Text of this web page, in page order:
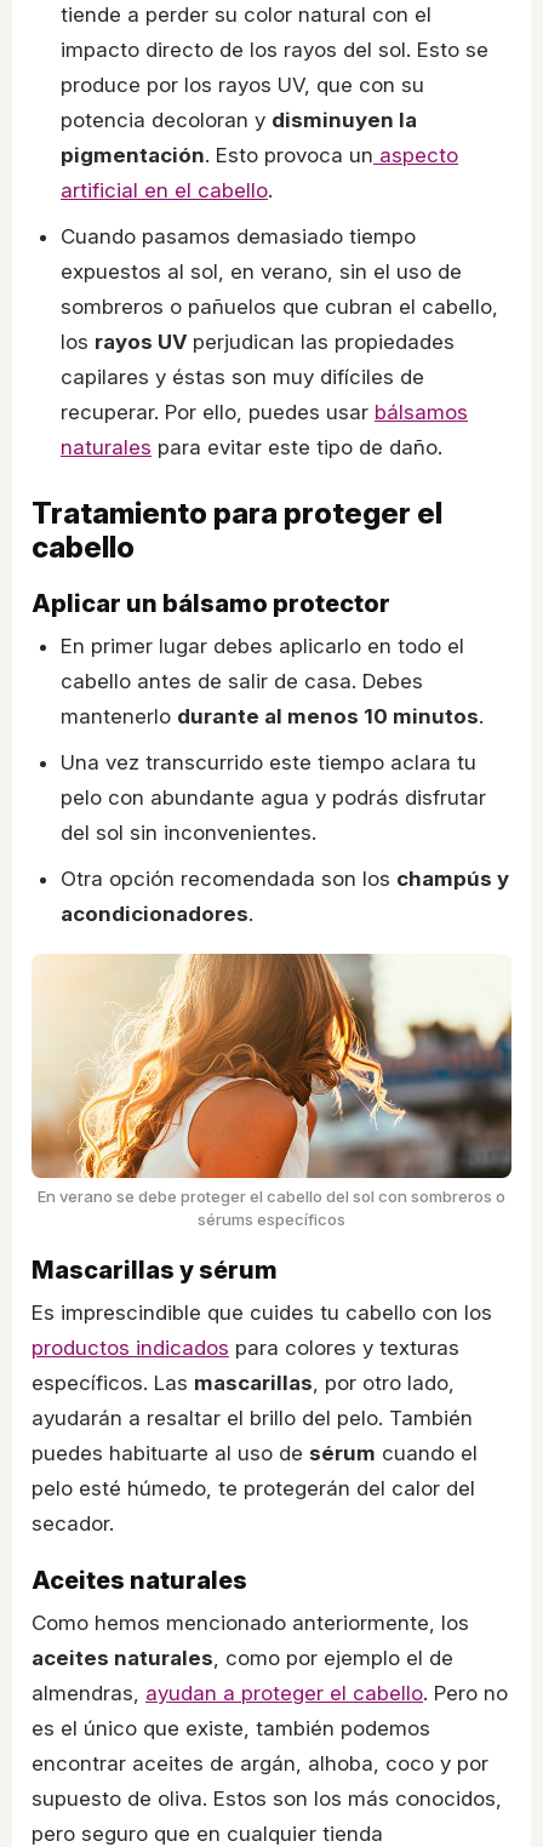
tiende a perder su color natural con el
impacto directo de los rayos del sol. Esto se
produce por los rayos UV, que con su
potencia decoloran y disminuyen la
pigmentación. Esto provoca un aspecto
artificial en el cabello.
Cuando pasamos demasiado tiempo
expuestos al sol, en verano, sin el uso de
sombreros o pañuelos que cubran el cabello,
los rayos UV perjudican las propiedades
capilares y éstas son muy difíciles de
recuperar. Por ello, puedes usar bálsamos
naturales para evitar este tipo de daño.
Tratamiento para proteger el
cabello
Aplicar un bálsamo protector
En primer lugar debes aplicarlo en todo el
cabello antes de salir de casa. Debes
mantenerlo durante al menos 10 minutos.
Una vez transcurrido este tiempo aclara tu
pelo con abundante agua y podrás disfrutar
del sol sin inconvenientes.
Otra opción recomendada son los champús y
acondicionadores.
En verano se debe proteger el cabello del sol con sombreros o
sérums específicos
Mascarillas y sérum
Es imprescindible que cuides tu cabello con los
productos indicados para colores y texturas
específicos. Las mascarillas , por otro lado,
ayudarán a resaltar el brillo del pelo. También
puedes habituarte al uso de sérum cuando el
pelo esté húmedo, te protegerán del calor del
secador.
Aceites naturales
Como hemos mencionado anteriormente, los
aceites naturales , como por ejemplo el de
almendras, ayudan a proteger el cabello. Pero no
es el único que existe, también podemos
encontrar aceites de argán, alhoba, coco y por
supuesto de oliva. Estos son los más conocidos,
pero seguro que en cualquier tienda